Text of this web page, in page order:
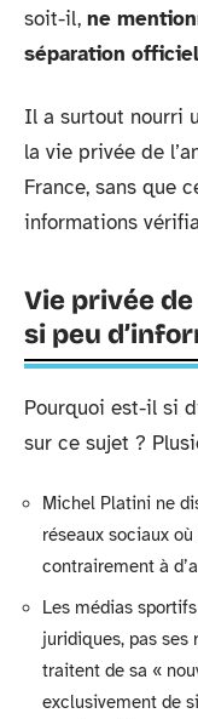
soit-il, ne
séparation
Il a surtout nourri
la vie privée de
France, sans que
informations
Vie privée
si peu
Pourquoi est-il si
sur ce sujet ?
Michel Platini ne
réseaux sociaux
contrairement à
Les médias
juridiques, pas
traitent de sa «
exclusivement de